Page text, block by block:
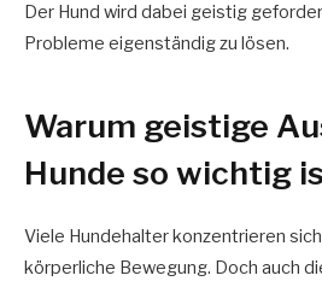
Der Hund wird dabei geistig
Probleme eigenständig zu lösen.
Warum geistige
Hunde so wichtig
Viele Hundehalter konzentrieren
körperliche Bewegung. Doch auch